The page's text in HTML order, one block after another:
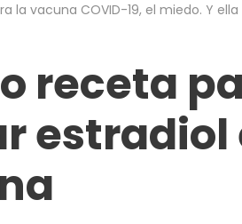
la vacuna COVID-19, el miedo. Y
receta
estradiol